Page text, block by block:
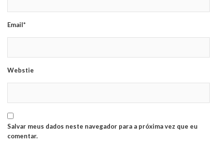
Email*
Webstie
Salvar meus dados neste navegador para a próxima vez que eu
comentar.